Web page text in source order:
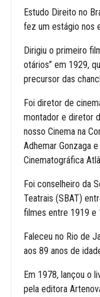
Estudo Direito no
fez um estágio nos
Dirigiu o primeiro
otários” em 1929,
precursor das
Foi diretor de
montador e diretor
nosso Cinema na
Adhemar Gonzaga
Cinematográfica
Foi conselheiro da
Teatrais (SBAT)
filmes entre 1919 e
Faleceu no Rio de
aos 89 anos de
Em 1978, lançou o
pela editora